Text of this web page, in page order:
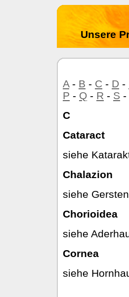
Unsere
A- B - C - D -
P - Q - R - S -
C
Cataract
siehe
Chalazion
siehe
Chorioidea
siehe
Cornea
siehe